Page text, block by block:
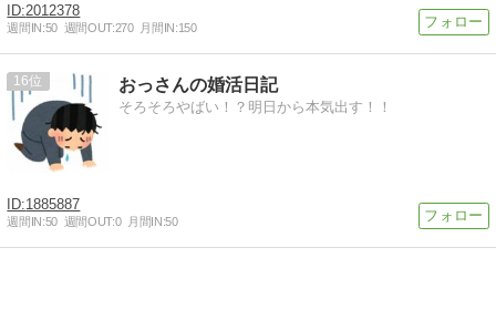
2012378
週間IN:50 週間OUT:270 月間IN:150
16 おっさんの婚活日記
そろそろやばい！？明日から本気出す！！
1885887
週間IN:50 週間OUT:0 月間IN:50